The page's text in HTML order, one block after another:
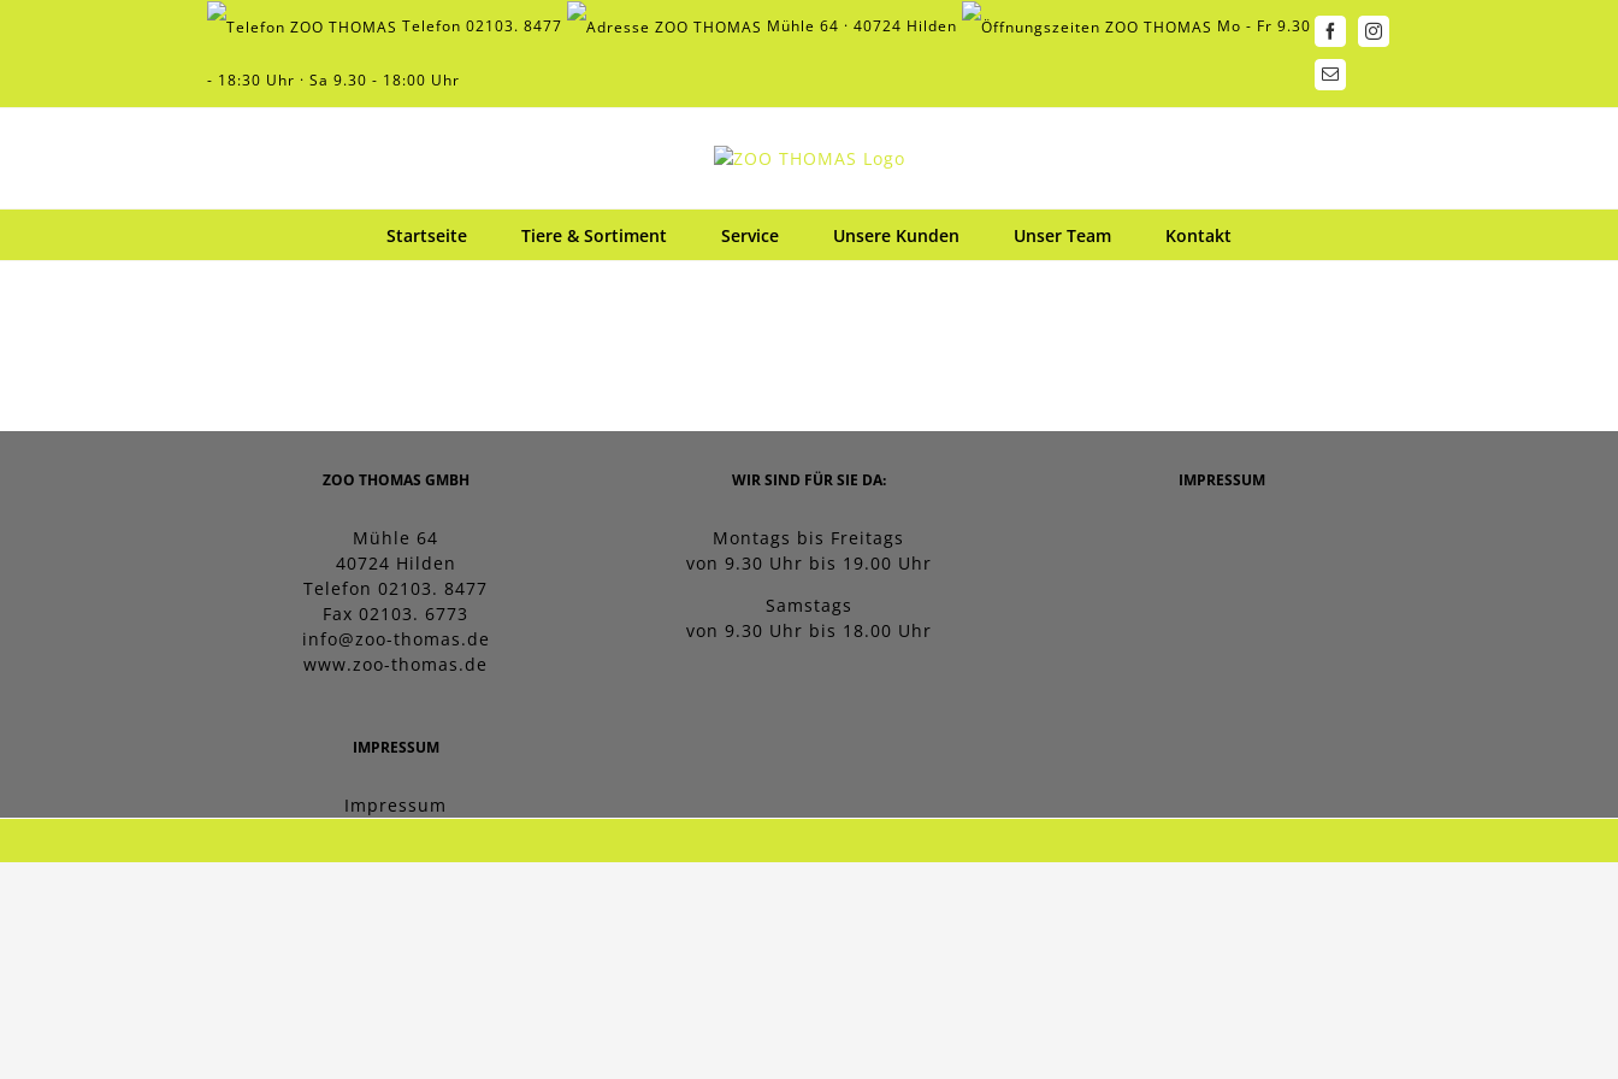
Telefon 02103. 8477 Mühle 64 · 40724 Hilden Mo - Fr 9.30
- 18:30 Uhr · Sa 9.30 - 18:00 Uhr
FacebookInstagram
E-
Startseite Tiere & Sortiment Service Unsere Kunden Unser Team Kontakt
ZOO THOMAS GMBH
Mühle 64
40724 Hilden
Telefon 02103. 8477
Fax 02103. 6773
info@zoo-thomas.de
www.zoo-thomas.de
IMPRESSUM
Impressum
WIR SIND FÜR SIE DA:
Montags bis Freitags
von 9.30 Uhr bis 19.00 Uhr
Samstags
von 9.30 Uhr bis 18.00 Uhr
IMPRESSUM